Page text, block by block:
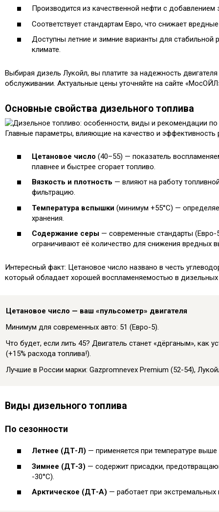
Производится из качественной нефти с
Соответствует стандартам Евро, что снижает
Доступны летние и зимние варианты для
климате.
Выбирая дизель Лукойл, вы платите за надежность
обслуживании. Актуальные цены уточняйте на сайте
Основные свойства дизельного топлива
Главные параметры, влияющие на качество и эффективность
Цетановое число (40–55) — показатель
плавнее и быстрее сгорает топливо.
Вязкость и плотность — влияют на работу
фильтрацию.
Температура вспышки (минимум +55°C) —
хранения.
Содержание серы — современные стандарты (Евро-
ограничивают её количество для снижения вредных
Интересный факт: Цетановое число названо в честь
который обладает хорошей воспламеняемостью в дизельных
Цетановое число — ваш «пульсометр» двигателя
Минимум для современных авто: 51 (Евро-5).
Что будет, если лить 45? Двигатель станет «дёрганым», как
(+15% расхода топлива!).
Лучшие в России марки: Gazpromnevex Premium (52-54),
Виды дизельного топлива
По сезонности
Летнее (ДТ-Л) — применяется при температуре выше
Зимнее (ДТ-З) — содержит присадки,
-30°C).
Арктическое (ДТ-А) — работает при